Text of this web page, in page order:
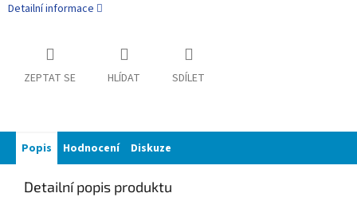
Detailní informace
ZEPTAT SE HLÍDAT SDÍLET
Popis Hodnocení Diskuze
Detailní popis produktu